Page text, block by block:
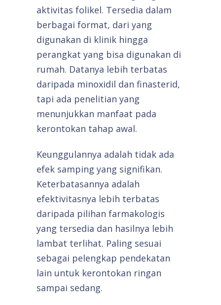
aktivitas folikel. Tersedia dalam
berbagai format, dari yang
digunakan di klinik hingga
perangkat yang bisa digunakan di
rumah. Datanya lebih terbatas
daripada minoxidil dan finasterid,
tapi ada penelitian yang
menunjukkan manfaat pada
kerontokan tahap awal.
Keunggulannya adalah tidak ada
efek samping yang signifikan.
Keterbatasannya adalah
efektivitasnya lebih terbatas
daripada pilihan farmakologis
yang tersedia dan hasilnya lebih
lambat terlihat. Paling sesuai
sebagai pelengkap pendekatan
lain untuk kerontokan ringan
sampai sedang.